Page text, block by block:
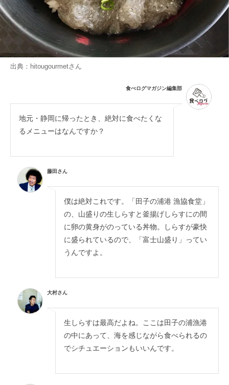
出典： hitougourmetさん
食べログマガジン編集部
地元・静岡に帰ったとき、絶対に食べたくな
るメニューはなんですか？
藤田さん
僕は絶対これです。「田子の浦港 漁協食堂」
の、山盛りの生しらすと釜揚げしらすにの間
に卵の黄身がのっている丼物。しらすが豪快
に盛られているので、「富士山盛り」ってい
うんですよ。
大村さん
生しらすは最高だよね。ここは田子の浦漁港
の中にあって、海を感じながら食べられるの
でシチュエーションもいいんです。